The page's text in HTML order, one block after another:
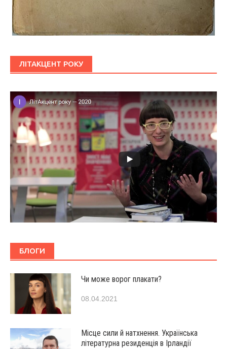
ЛІТАКЦЕНТ РОКУ
БЛОГИ
Чи може ворог плакати?
08.04.2021
Місце сили й натхнення. Українська
літературна резиденція в Ірландії